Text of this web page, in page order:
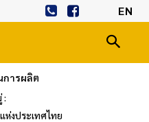
EN
การผลิต
:
งประเทศไทย